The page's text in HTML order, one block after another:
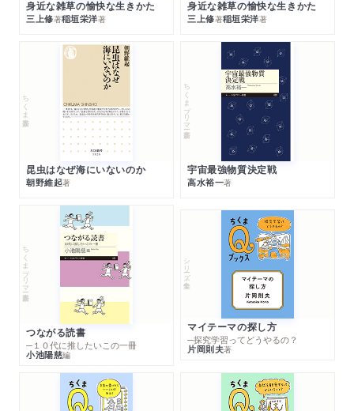
身近な雑草の愉快な生きかた
三上修著稲垣栄洋著
身近な雑草の愉快な生きかた
三上修著稲垣栄洋著
ちくま新書
昆虫はなぜ海にいないのか
朝野維起著
ちくまプリマー新書
宇宙最強物質決定戦
高水裕一著
ちくまプリマー新書
つながる読書
─１０代に推したいこの一冊
小池陽慈編
シリーズ・全集
マイテーマの探し方
─探究学習ってどうやるの？
片岡則夫著